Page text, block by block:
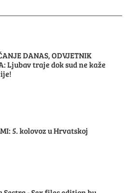
DANAS, ODVJETNIK
Ljubav traje dok sud ne kaže
5. kolovoz u Hrvatskoj